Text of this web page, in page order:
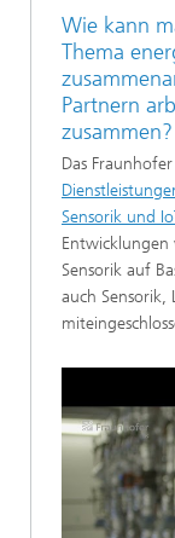
Wie kann
Thema
Partnern
zusammen?
Das
Sensorik und
Entwicklungen
Sensorik auf
auch Sensorik,